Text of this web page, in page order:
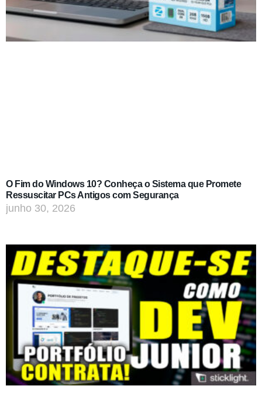
O Fim do Windows 10? Conheça o Sistema que Promete
Ressuscitar PCs Antigos com Segurança
junho 30, 2026